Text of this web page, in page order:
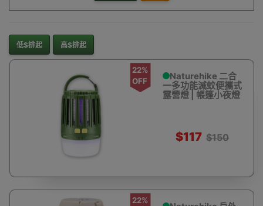
低$排起 高$排起
22%
OFF
Naturehike 二合
一多功能滅蚊便攜式
露營燈 | 帳篷小夜燈
$117 $150
22%